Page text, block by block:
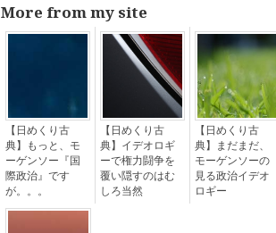
More from my site
【日めくり古
典】もっと、モ
ーゲンソー『国
際政治』です
が。。。
【日めくり古
典】イデオロギ
ーで権力闘争を
覆い隠すのはむ
しろ当然
【日めくり古
典】まだまだ、
モーゲンソーの
見る政治イデオ
ロギー